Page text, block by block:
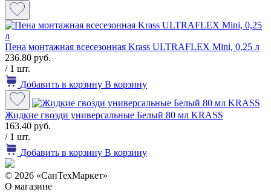
Пена монтажная всесезонная Krass ULTRAFLEX Mini, 0,25 л
236.80 руб.
/ 1 шт.
Добавить в корзину В корзину
Жидкие гвозди универсальные Белый 80 мл KRASS
163.40 руб.
/ 1 шт.
Добавить в корзину В корзину
© 2026 «СанТехМаркет»
О магазине